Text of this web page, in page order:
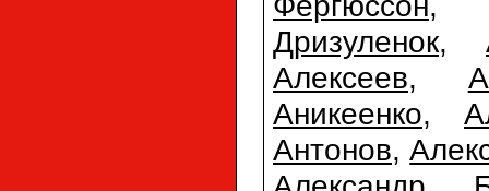
Дризуленок,
Алексеев,
Аникеенко,
Антонов,